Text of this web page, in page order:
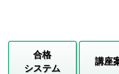
合格
システム
講座